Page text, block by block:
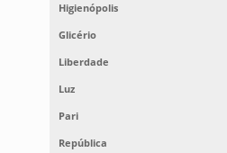
Higienópolis
Glicério
Liberdade
Luz
Pari
República